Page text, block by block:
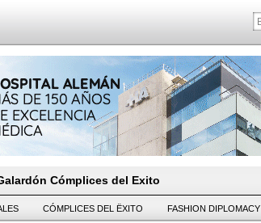
Cómplices del Exito
CÓMPLICES DEL ËXITO FASHION DIPLOMACY